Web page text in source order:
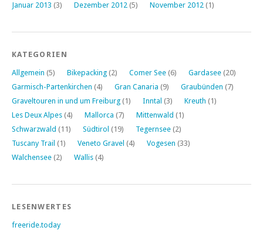
Januar 2013 (3) Dezember 2012 (5) November 2012 (1)
KATEGORIEN
Allgemein (5) Bikepacking (2) Comer See (6) Gardasee (20)
Garmisch-Partenkirchen (4) Gran Canaria (9) Graubünden (7)
Graveltouren in und um Freiburg (1) Inntal (3) Kreuth (1)
Les Deux Alpes (4) Mallorca (7) Mittenwald (1)
Schwarzwald (11) Südtirol (19) Tegernsee (2)
Tuscany Trail (1) Veneto Gravel (4) Vogesen (33)
Walchensee (2) Wallis (4)
LESENWERTES
freeride.today